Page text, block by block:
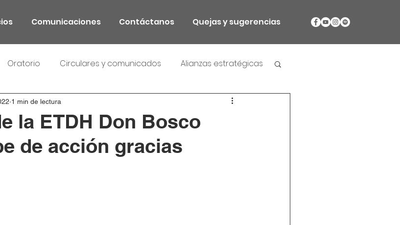
Comunicaciones Contáctanos Quejas y sugerencias
Oratorio Circulares y comunicados Alianzas estratégicas
la ETDH Don Bosco
de acción gracias
1 min de lectura